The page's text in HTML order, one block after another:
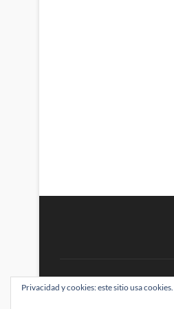
BRAINSTOMPING|
Privacidad y cookies: este sitio usa